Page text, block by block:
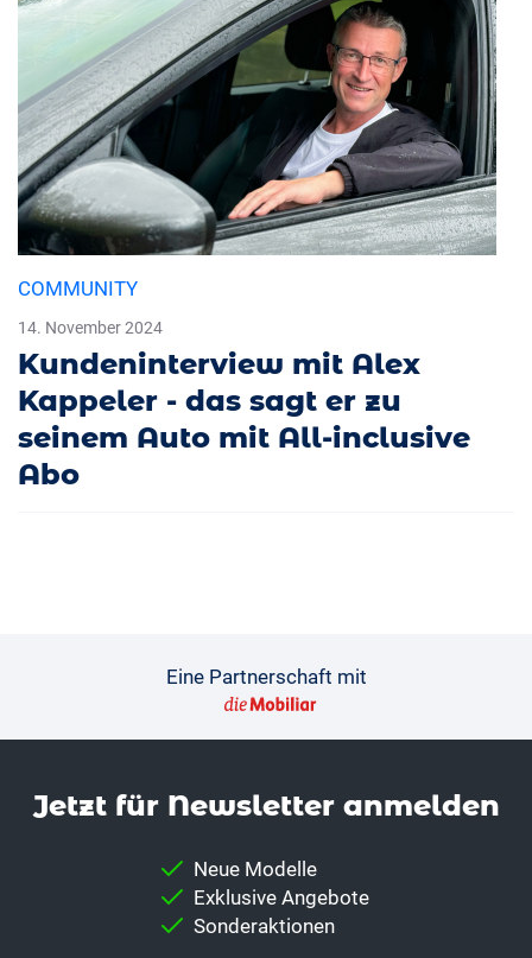
COMMUNITY
14. November 2024
Kundeninterview mit Alex
Kappeler - das sagt er zu
seinem Auto mit All-inclusive
Abo
Eine Partnerschaft mit
Jetzt für News­letter anmelden
Neue Modelle
Exklusive Angebote
Sonderaktionen